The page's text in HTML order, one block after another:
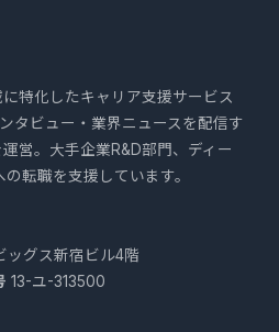
特化したキャリア支援サービス
タビュー・業界ニュースを配信す
営。大手企業R&D部門、ディー
転職を支援しています。
ッグス新宿ビル4階
13-ユ-313500